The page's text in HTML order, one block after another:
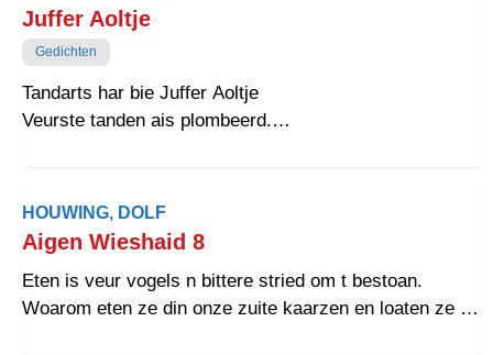
Juffer Aoltje
Gedichten
Tandarts har bie Juffer Aoltje
Veurste tanden ais plombeerd.
HOUWING, DOLF
Aigen Wieshaid 8
Eten is veur vogels n bittere stried om t bestoan.
Woarom eten ze din onze zuite kaarzen en loaten ze de